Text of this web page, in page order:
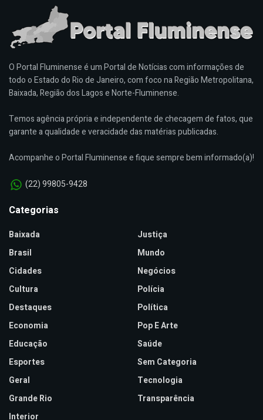
O Portal Fluminense é um Portal de Notícias com informações de
todo o Estado do Rio de Janeiro, com foco na Região Metropolitana,
Baixada, Região dos Lagos e Norte-Fluminense.
Temos agência própria e independente de checagem de fatos, que
garante a qualidade e veracidade das matérias publicadas.
Acompanhe o Portal Fluminense e fique sempre bem informado(a)!
(22) 99805-9428
Categorias
Baixada
Brasil
Cidades
Cultura
Destaques
Economia
Educação
Esportes
Geral
Grande Rio
Interior
Justiça
Mundo
Negócios
Polícia
Política
Pop E Arte
Saúde
Sem Categoria
Tecnologia
Transparência